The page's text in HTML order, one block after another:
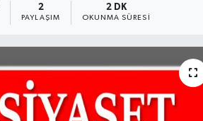
2
PAYLAŞIM
2 DK
OKUNMA SÜRESI